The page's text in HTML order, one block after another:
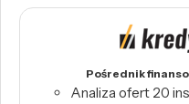
Pośrednik
Analiza ofert 20